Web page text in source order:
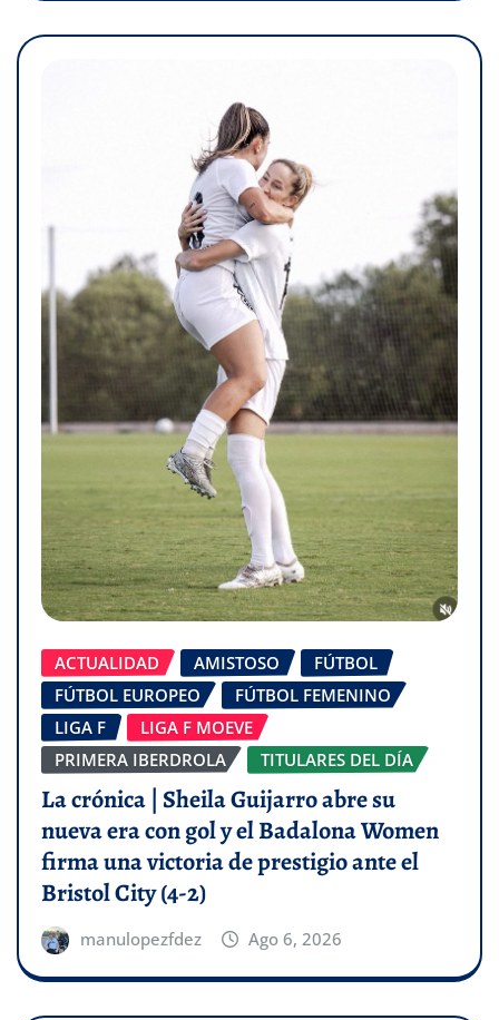
ACTUALIDAD AMISTOSO
FÚTBOL
FÚTBOL EUROPEO
FÚTBOL FEMENINO
LIGA F
LIGA F MOEVE
PRIMERA IBERDROLA
TITULARES DEL DÍA
La crónica | Sheila Guijarro abre su
nueva era con gol y el Badalona Women
firma una victoria de prestigio ante el
Bristol City (4-2)
manulopezfdez Ago 6, 2026